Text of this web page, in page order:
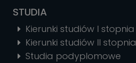
STUDIA
Kierunki studiów I stopnia
Kierunki studiów II stopnia
Studia podyplomowe